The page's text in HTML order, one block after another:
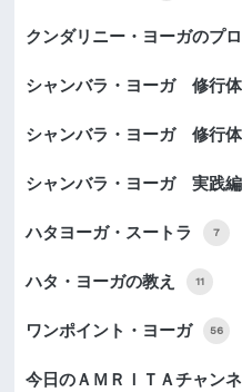
クンダリニー・ヨーガのプ
シャンバラ・ヨーガ 修行
シャンバラ・ヨーガ 修行
シャンバラ・ヨーガ 実践編
ハタヨーガ・スートラ 7
ハタ・ヨーガの教え 11
ワンポイント・ヨーガ 56
今日のＡＭＲＩＴＡチャン